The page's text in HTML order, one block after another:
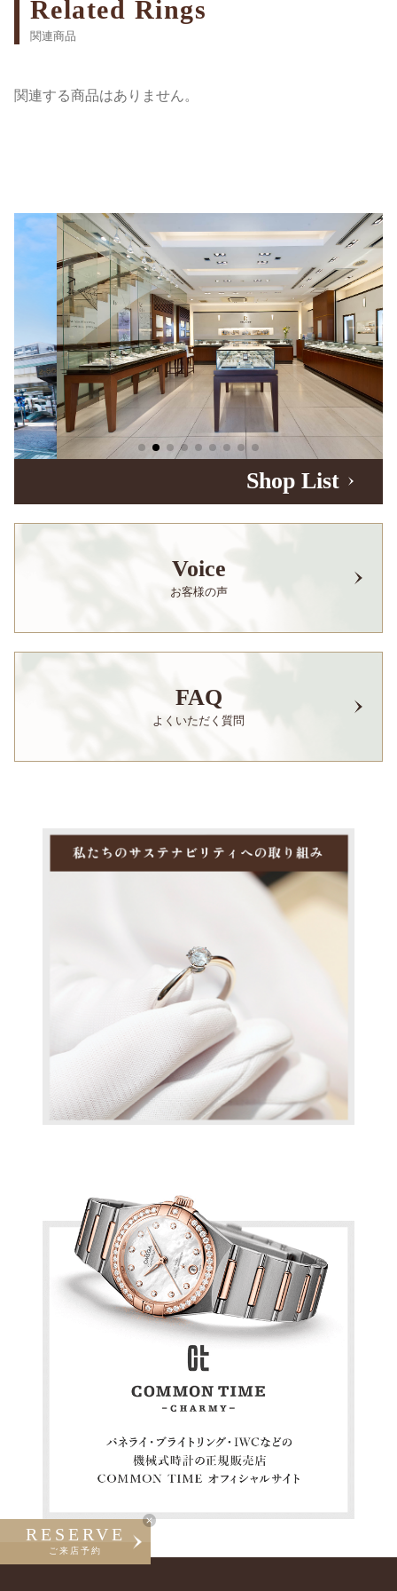
RESERVE
ご来店予約
Related Rings
関連商品
関連する商品はありません。
Shop List
Voice
お客様の声
FAQ
よくいただく質問